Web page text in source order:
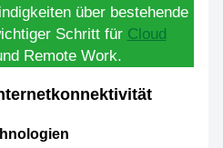
über bestehende
Schritt für Cloud
Remote Work.